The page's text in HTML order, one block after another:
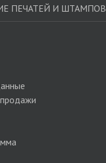
ПЕЧАТЕЙ И ШТАМПОВ